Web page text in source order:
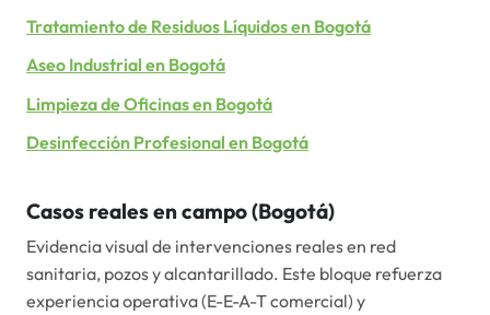
Tratamiento de Residuos Líquidosen Bogotá
Aseo Industrial en Bogotá
Limpieza de Oficinasen Bogotá
Desinfección Profesional en Bogotá
Casos reales en campo (Bogotá)
Evidencia visual de intervenciones reales en red
sanitaria, pozos y alcantarillado. Este bloque refuerza
experiencia operativa (E-E-A-T comercial) y